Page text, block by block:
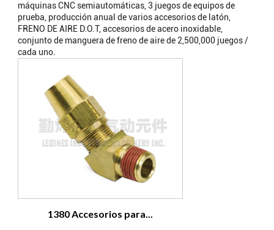
máquinas CNC semiautomáticas, 3 juegos de equipos de
prueba, producción anual de varios accesorios de latón,
FRENO DE AIRE D.O.T, accesorios de acero inoxidable,
conjunto de manguera de freno de aire de 2,500,000 juegos /
cada uno.
1380 Accesorios para...